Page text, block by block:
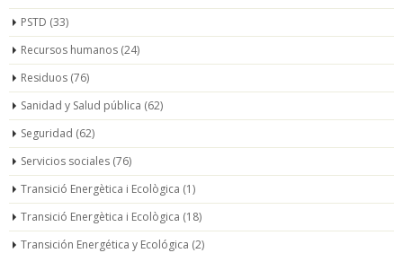
PSTD (33)
Recursos humanos (24)
Residuos (76)
Sanidad y Salud pública (62)
Seguridad (62)
Servicios sociales (76)
Transició Energètica i Ecològica (1)
Transició Energètica i Ecològica (18)
Transición Energética y Ecológica (2)